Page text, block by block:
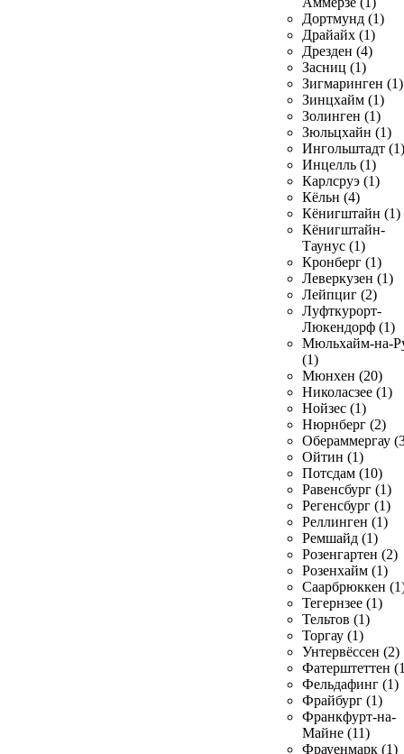
Дортмунд (1)
Драйайх (1)
Дрезден (4)
Засниц (1)
Зигмаринген (1)
Зинцхайм (1)
Золинген (1)
Зюльцхайн (1)
Ингольштадт (1)
Инцелль (1)
Карлсруэ (1)
Кёльн (4)
Кёнигштайн (1)
Кёнигштайн-
Таунус (1)
Кронберг (1)
Леверкузен (1)
Лейпциг (2)
Луфткурорт-
Люкендорф (1)
Мюльхайм-на-
(1)
Мюнхен (20)
Николасзее (1)
Нойзес (1)
Нюрнберг (2)
Обераммергау
Ойтин (1)
Потсдам (10)
Равенсбург (1)
Регенсбург (1)
Реллинген (1)
Ремшайд (1)
Розенгартен (2)
Розенхайм (1)
Саарбрюккен
Тегернзее (1)
Тельтов (1)
Торгау (1)
Унтервёссен (2)
Фатерштеттен
Фельдафинг (1)
Фрайбург (1)
Франкфурт-на-
Майне (11)
Фрауенмарк (1)